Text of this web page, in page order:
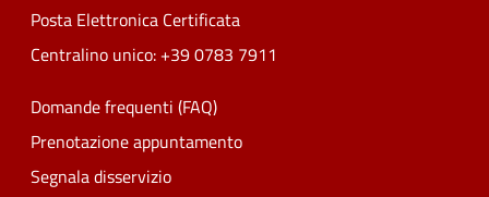
Posta Elettronica Certificata
Centralino unico: +39 0783 7911
Domande frequenti (FAQ)
Prenotazione appuntamento
Segnala disservizio